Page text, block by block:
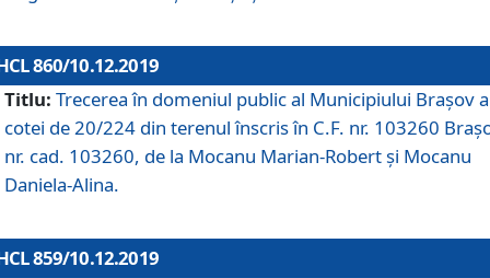
860/10.12.2019
Titlu: Trecerea în domeniul public al Municipiului Braşov a
cotei de 20/224 din terenul înscris în C.F. nr. 103260
nr. cad. 103260, de la Mocanu Marian-Robert și Mocanu
Daniela-Alina.
859/10.12.2019